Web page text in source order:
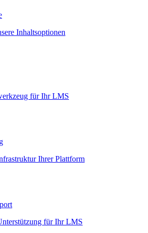
Inhaltsoptionen
für Ihr LMS
Ihrer Plattform
für Ihr LMS